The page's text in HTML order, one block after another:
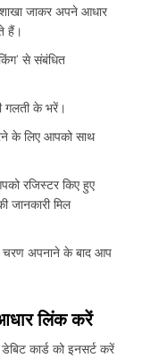
जाकर अपने आधार
हैं।
से संबंधित
गलती के भरें।
के लिए आपको साथ
रजिस्टर किए हुए
जानकारी मिल
अपनाने के बाद आप
लिंक करें
कार्ड को इनसर्ट करें